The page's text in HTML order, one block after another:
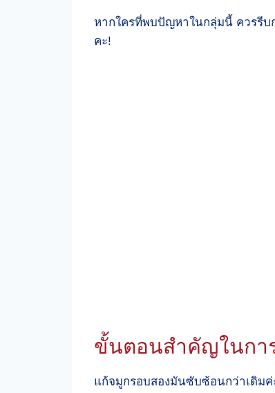
หากใครที่พบปัญหาในกลุ่มนี้ ควรรี
คะ!
ขั้นตอนสำคัญในกา
แก้จมูกรอบสองมันซับซ้อนกว่าเดิม